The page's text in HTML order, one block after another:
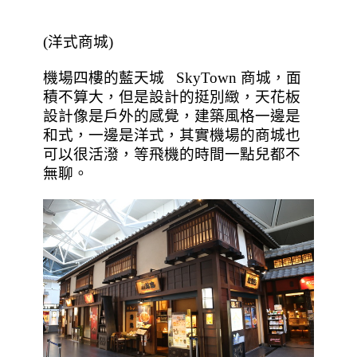
(洋式商城)
機場四樓的藍天城 SkyTown 商城，面
積不算大，但是設計的挺別緻，天花板
設計像是戶外的感覺，建築風格一邊是
和式，一邊是洋式，其實機場的商城也
可以很活潑，等飛機的時間一點兒都不
無聊。